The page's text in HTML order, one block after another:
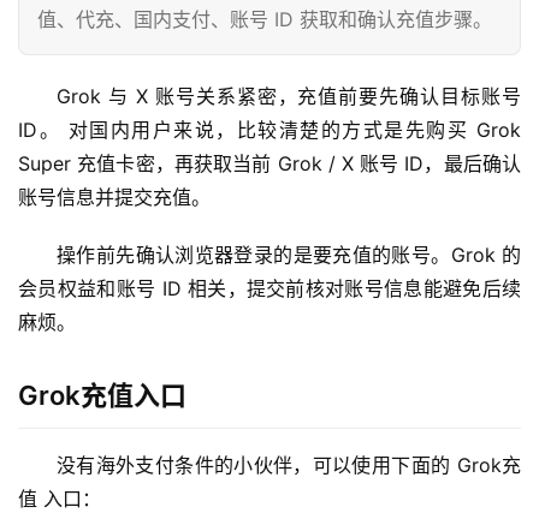
值、代充、国内支付、账号 ID 获取和确认充值步骤。
Grok 与 X 账号关系紧密，充值前要先确认目标账号
ID。 对国内用户来说，比较清楚的方式是先购买 Grok
Super 充值卡密，再获取当前 Grok / X 账号 ID，最后确认
账号信息并提交充值。
操作前先确认浏览器登录的是要充值的账号。Grok 的
会员权益和账号 ID 相关，提交前核对账号信息能避免后续
麻烦。
Grok充值入口
没有海外支付条件的小伙伴，可以使用下面的 Grok充
值 入口：